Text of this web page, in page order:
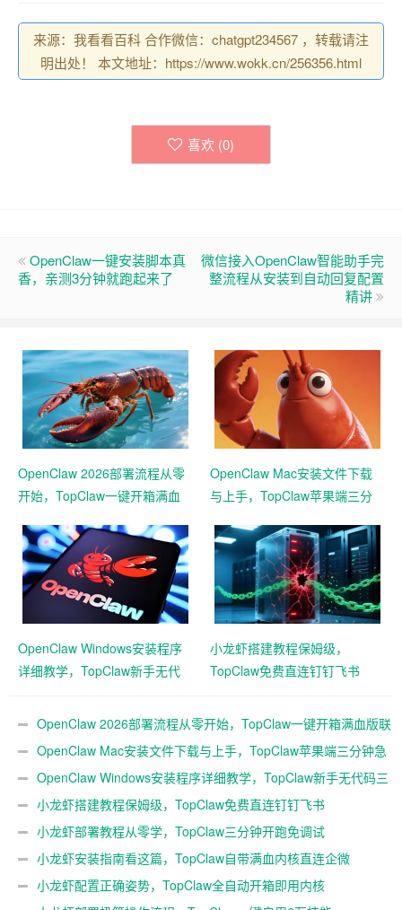
来源：我看看百科 合作微信：chatgpt234567 ，转载请注
明出处！ 本文地址：https://www.wokk.cn/256356.html
喜欢 (0)
OpenClaw一键安装脚本真
香，亲测3分钟就跑起来了
微信接入OpenClaw智能助手完
整流程从安装到自动回复配置
精讲
OpenClaw 2026部署流程从零
开始，TopClaw一键开箱满血
OpenClaw Mac安装文件下载
与上手，TopClaw苹果端三分
OpenClaw Windows安装程序
详细教学，TopClaw新手无代
小龙虾搭建教程保姆级，
TopClaw免费直连钉钉飞书
OpenClaw 2026部署流程从零开始，TopClaw一键开箱满血版联
动企微OpenClaw Mac安装文件下载与上手，TopClaw苹果端三分钟急
速本地起用
OpenClaw Windows安装程序详细教学，TopClaw新手无代码三
分钟搭好
小龙虾搭建教程保姆级，TopClaw免费直连钉钉飞书
小龙虾部署教程从零学，TopClaw三分钟开跑免调试
小龙虾安装指南看这篇，TopClaw自带满血内核直连企微
小龙虾配置正确姿势，TopClaw全自动开箱即用内核